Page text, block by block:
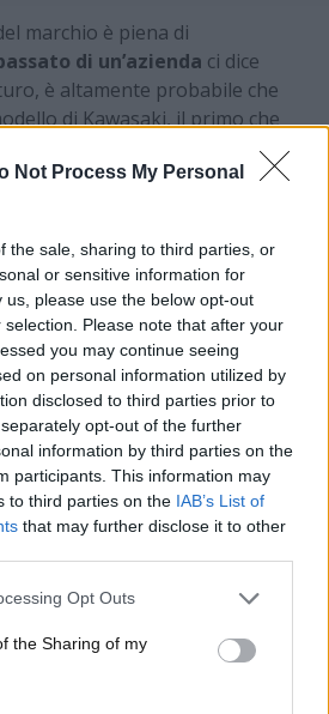
Not Process My Personal
the sale, sharing to third parties, or
or sensitive information for
please use the below opt-out
Please note that after your
you may continue seeing
on personal information utilized by
disclosed to third parties prior to
opt-out of the further
information by third parties on the
participants. This information may
to third parties on the IAB’s List of
that may further disclose it to other
Opt Outs
the Sharing of my
marchio è piena di
di un’azienda ci dice
è altamente probabile che
di Kawasaki, il primo che
come quelli che abbiamo
di cosa parliamo,
futuristico
di una nuova dipendente
ALICE Systemaltro non è che
motore per le moto
ha due caratteristiche
è la combinazione tra motore
e la seconda è di
questo combustibile a
è quella di inserire
un turbo
di questa
in un futuro dominato da